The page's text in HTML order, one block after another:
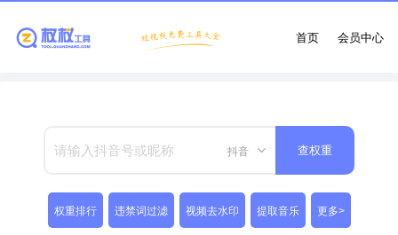
会员中心
首页
抖音 查权重
权重排行 违禁词过滤 视频去水印 提取音乐 更多>